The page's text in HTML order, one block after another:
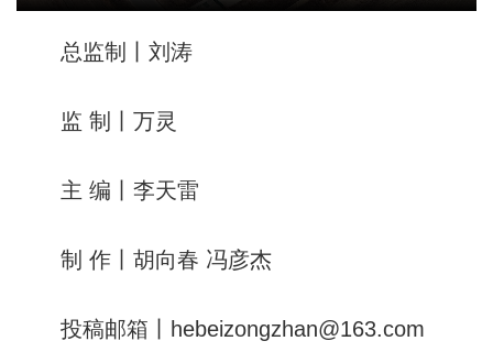
总监制丨刘涛
监 制丨万灵
主 编丨李天雷
制 作丨胡向春 冯彦杰
投稿邮箱丨hebeizongzhan@163.com